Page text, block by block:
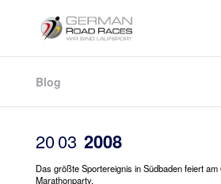
Blog
2003 2008
Das größte Sportereignis in Südbaden feiert
Marathonparty.